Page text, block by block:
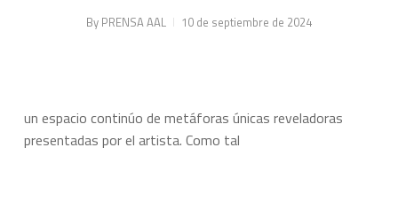
By PRENSA AAL 10 de septiembre de 2024
un espacio continúo de metáforas únicas reveladoras
presentadas por el artista. Como tal